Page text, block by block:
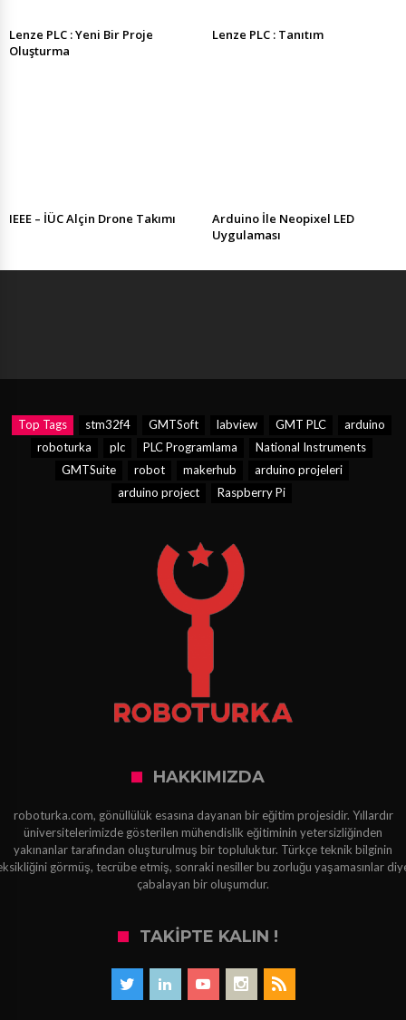
Lenze PLC : Yeni Bir Proje
Oluşturma
Lenze PLC : Tanıtım
IEEE – İÜC Alçin Drone Takımı
Arduino İle Neopixel LED
Uygulaması
Top Tags stm32f4 GMTSoft labview GMT PLC
arduino
roboturka
plc PLC Programlama
National Instruments
GMTSuite
robot makerhub
arduino projeleri
arduino project
Raspberry Pi
HAKKIMIZDA
roboturka.com, gönüllülük esasına dayanan bir eğitim projesidir. Yıllardır
üniversitelerimizde gösterilen mühendislik eğitiminin yetersizliğinden
yakınanlar tarafından oluşturulmuş bir topluluktur. Türkçe teknik bilginin
görmüş, tecrübe etmiş, sonraki nesiller bu zorluğu yaşamasınlar
çabalayan bir oluşumdur.
TAKIPTE KALIN !